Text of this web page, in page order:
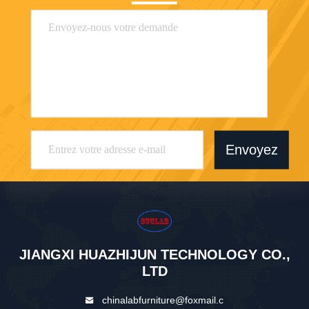
Envoyez
JIANGXI HUAZHIJUN TECHNOLOGY CO.,
LTD
chinalabfurniture@foxmail.c